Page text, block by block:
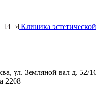
Клиника эстетической
ул. Земляной вал д. 52/
2208